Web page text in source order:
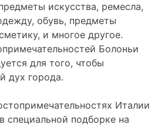
искусства, ремесла,
обувь, предметы
и многое другое.
Болоньи
для того, чтобы
дух города.
Италии
специальной подборке на